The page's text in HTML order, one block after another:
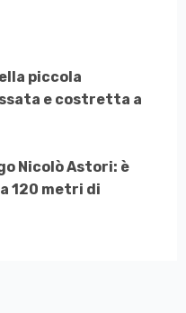
piccola
e costretta a
Nicolò Astori: è
120 metri di